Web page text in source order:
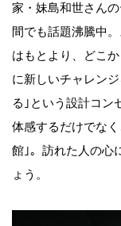
家・妹島和世さん
間でも話題沸騰中
はもとより、どこ
に新しいチャレン
る｣という設計コン
体感するだけでな
館｣。訪れた人の心
ょう。